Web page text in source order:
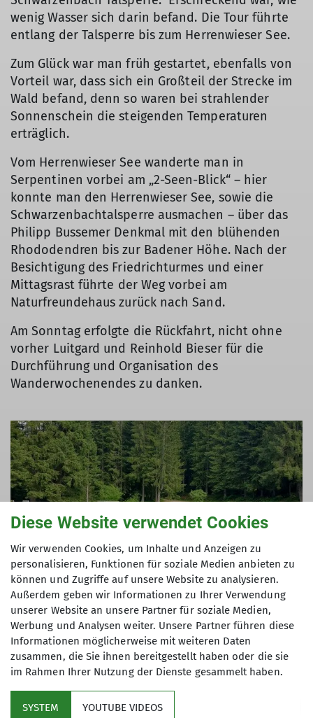
wenig Wasser sich darin befand. Die Tour führte
entlang der Talsperre bis zum Herrenwieser See.
Zum Glück war man früh gestartet, ebenfalls von
Vorteil war, dass sich ein Großteil der Strecke im
Wald befand, denn so waren bei strahlender
Sonnenschein die steigenden Temperaturen
erträglich.
Vom Herrenwieser See wanderte man in
Serpentinen vorbei am „2-Seen-Blick“ – hier
konnte man den Herrenwieser See, sowie die
Schwarzenbachtalsperre ausmachen – über das
Philipp Bussemer Denkmal mit den blühenden
Rhododendren bis zur Badener Höhe. Nach der
Besichtigung des Friedrichturmes und einer
Mittagsrast führte der Weg vorbei am
Naturfreundehaus zurück nach Sand.
Am Sonntag erfolgte die Rückfahrt, nicht ohne
vorher Luitgard und Reinhold Bieser für die
Durchführung und Organisation des
Wanderwochenendes zu danken.
Diese Website verwendet Cookies
Wir verwenden Cookies, um Inhalte und Anzeigen zu
personalisieren, Funktionen für soziale Medien anbieten zu
können und Zugriffe auf unsere Website zu analysieren.
Außerdem geben wir Informationen zu Ihrer Verwendung
unserer Website an unsere Partner für soziale Medien,
Werbung und Analysen weiter. Unsere Partner führen diese
Informationen möglicherweise mit weiteren Daten
zusammen, die Sie ihnen bereitgestellt haben oder die sie
im Rahmen Ihrer Nutzung der Dienste gesammelt haben.
SYSTEM YOUTUBE VIDEOS